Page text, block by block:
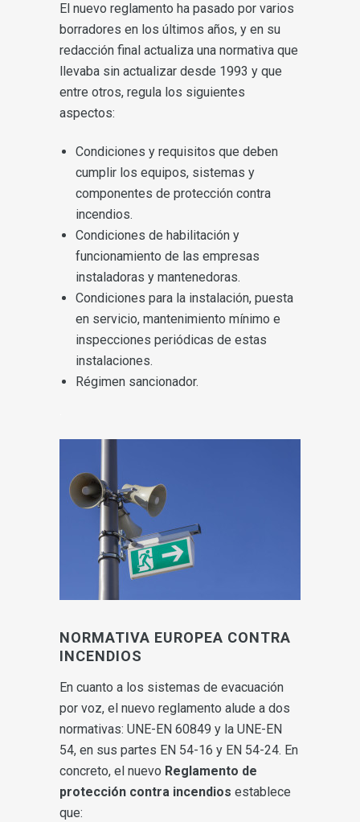
El nuevo reglamento ha pasado por varios
borradores en los últimos años, y en su
redacción final actualiza una normativa que
llevaba sin actualizar desde 1993 y que
entre otros, regula los siguientes
aspectos:
Condiciones y requisitos que deben
cumplir los equipos, sistemas y
componentes de protección contra
incendios.
Condiciones de habilitación y
funcionamiento de las empresas
instaladoras y mantenedoras.
Condiciones para la instalación, puesta
en servicio, mantenimiento mínimo e
inspecciones periódicas de estas
instalaciones.
Régimen sancionador.
NORMATIVA EUROPEA CONTRA
INCENDIOS
En cuanto a los sistemas de evacuación
por voz, el nuevo reglamento alude a dos
normativas: UNE-EN 60849 y la UNE-EN
54, en sus partes EN 54-16 y EN 54-24. En
concreto, el nuevo Reglamento de
protección contra incendios establece
que: